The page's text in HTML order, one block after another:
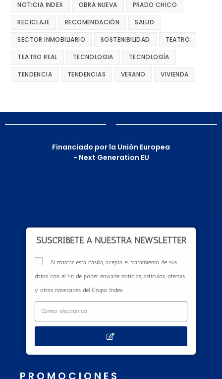
NOTICIA INDEX OBRA NUEVA PRADO CHICO
RECICLAJE RECOMENDACIÓN SALUD
SECTOR INMOBILIARIO SOSTENIBILIDAD TEATRO
TEATRO REAL TECNOLOGIA TECNOLOGÍA
TENDENCIA TENDENCIAS VERANO VIVIENDA
Financiado por la Unión Europea
- Next Generation EU
SUSCRÍBETE A NUESTRA NEWSLETTER
Al marcar esta casilla, acepta el tratamiento de sus
datos con el fin de poder enviarle noticias, artículos, ofertas
y otras novedades del Grupo Index
PROMOCIONES